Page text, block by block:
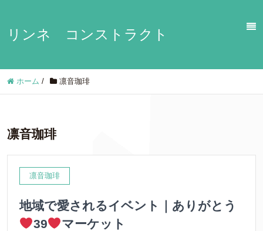
リンネ コンストラクト
ホーム / 凛音珈琲
凛音珈琲
凛音珈琲
地域で愛されるイベント｜ありがとう
39
マーケット